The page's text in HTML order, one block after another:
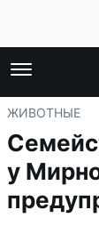
ЖИВОТНЫЕ
у